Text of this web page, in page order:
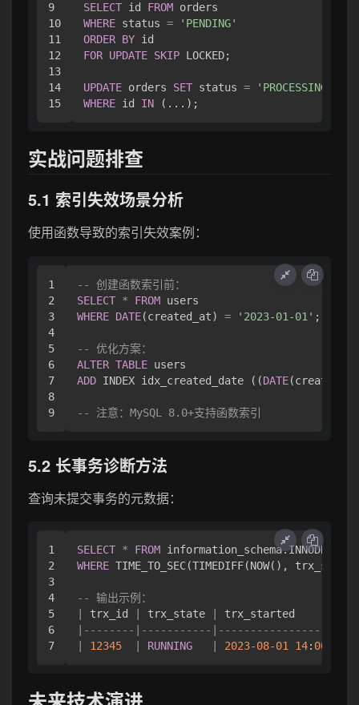
9
10
11
12
13
14
SELECT id FROM
WHERE status =
'PENDING'
ORDER BY
FOR UPDATE SKIP LOCKED;
UPDATE orders SET status =
'PROCESSING'
WHERE id IN
实战问题排查
5.1 索引失效场景分析
使用函数导致的索引失效案例：
1
2
3
4
5
6
7
8
-- 创建函数索引前：
SELECT * FROM
WHERE DATE(created_at) = '2023-01-01' ;
-- 优化方案：
ALTER TABLE
ADD INDEX idx_created_date ((DATE
-- 注意：MySQL 8.0+支持函数索引
5.2 长事务诊断方法
查询未提交事务的元数据：
1
2
3
4
5
6
SELECT *
FROM
WHERE TIME_TO_SEC(TIMEDIFF(NOW(),
-- 输出示例：
trx_id trx_state trx_started
--------|-----------
12345 RUNNING 2023-08-01 14: 00